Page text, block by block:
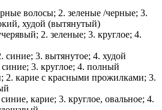
волосы; 2. зеленые /черные; 3.
худой (вытянутый)
2. зеленые; 3. круглое; 4.
синие; 3. вытянутое; 4. худой
3. круглое; 4. полный
2. карие с красными прожилками; 3.
карие; 3. круглое, овальное; 4.